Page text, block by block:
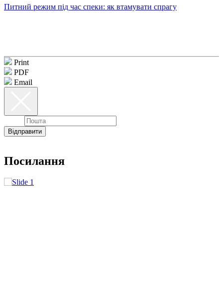
Питний режим під час спеки: як втамувати спрагу
Print
PDF
Email
Відправити
Посилання